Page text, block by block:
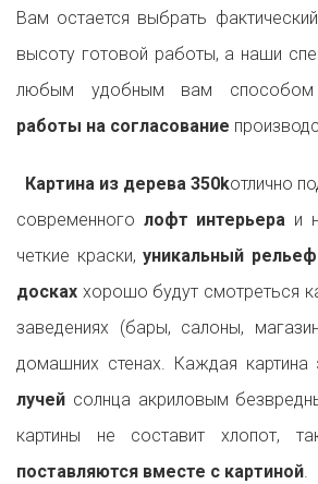
Вам остается выбрать
высоту готовой работы, а наши
любым удобным вам способом
работы на согласование
Картина из дерева 350kотлично
современного лофт интерьера и
четкие краски,уникальный
досках хорошо будут смотреться
заведениях (бары, салоны,
домашних стенах. Каждая картина
лучей солнца акриловым
картины не составит хлопот,
поставляются вместе с картиной.